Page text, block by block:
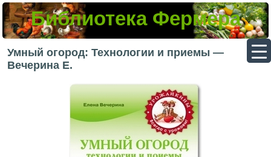
Библиотека Фермера
Умный огород: Технологии и приемы —
Вечерина Е.